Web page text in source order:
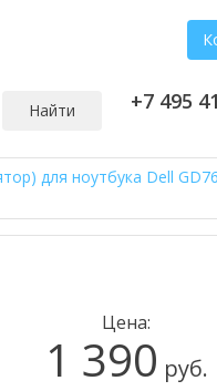
Найти +7 495
для ноутбука Dell
Цена:
1 390 руб.